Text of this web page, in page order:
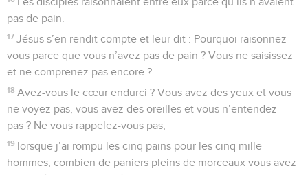
pas de pain.
17 Jésus s’en rendit compte et leur dit : Pourquoi raisonnez-
vous parce que vous n’avez pas de pain ? Vous ne saisissez
et ne comprenez pas encore ?
18 Avez-vous le cœur endurci ? Vous avez des yeux et vous
ne voyez pas, vous avez des oreilles et vous n’entendez
pas ? Ne vous rappelez-vous pas,
19 lorsque j’ai rompu les cinq pains pour les cinq mille
hommes, combien de paniers pleins de morceaux vous avez